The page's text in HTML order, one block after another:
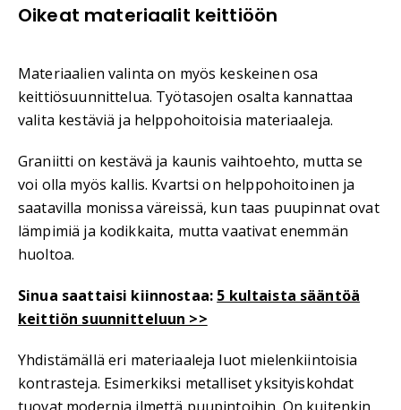
Oikeat materiaalit keittiöön
Materiaalien valinta on myös keskeinen osa
keittiösuunnittelua. Työtasojen osalta kannattaa
valita kestäviä ja helppohoitoisia materiaaleja.
Graniitti on kestävä ja kaunis vaihtoehto, mutta se
voi olla myös kallis. Kvartsi on helppohoitoinen ja
saatavilla monissa väreissä, kun taas puupinnat ovat
lämpimiä ja kodikkaita, mutta vaativat enemmän
huoltoa.
Sinua saattaisi kiinnostaa: 5 kultaista sääntöä
keittiön suunnitteluun >>
Yhdistämällä eri materiaaleja luot mielenkiintoisia
kontrasteja. Esimerkiksi metalliset yksityiskohdat